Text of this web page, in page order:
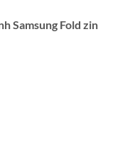
Samsung Fold zin